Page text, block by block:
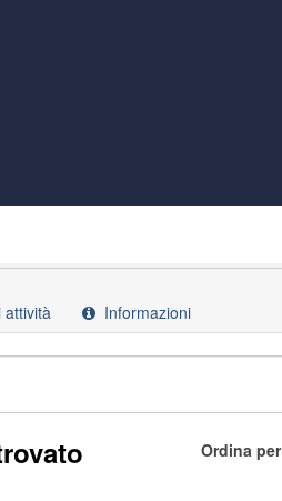
attività Informazioni
Ordina per